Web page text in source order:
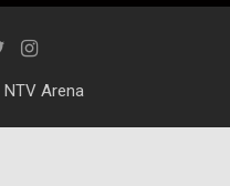
NTV Arena